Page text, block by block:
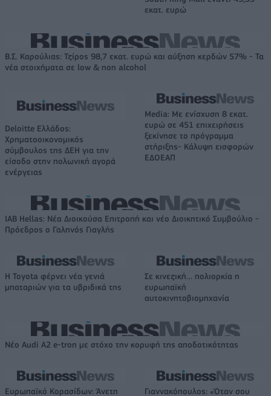
εκατ. ευρώ
Β.Σ. Καρούλιας: Τζίρος 98,7 εκατ. ευρώ και αύξηση κερδών 57% - Τα
νέα στοιχήματα σε low & non alcohol
Deloitte Ελλάδος:
Χρηματοοικονομικός
σύμβουλος της ΔΕΗ για την
είσοδο στην πολωνική αγορά
ενέργειας
Media: Με ενίσχυση 8 εκατ.
ευρώ σε 451 επιχειρήσεις
ξεκίνησε το πρόγραμμα
στήριξης- Κάλυψη εισφορών
ΕΔΟΕΑΠ
IAB Hellas: Νέα Διοικούσα Επιτροπή και νέο Διοικητικό Συμβούλιο -
Πρόεδρος ο Γαληνός Γιαγλής
Η Toyota φέρνει νέα γενιά
μπαταριών για τα υβριδικά της
Σε κινεζική… πολιορκία η
ευρωπαϊκή
αυτοκινητοβιομηχανία
Νέο Audi A2 e-tron με στόχο την κορυφή της αποδοτικότητας
Ευρωπαϊκό Κορασίδων: Άνετη Γιαννακόπουλος: «Όταν σου